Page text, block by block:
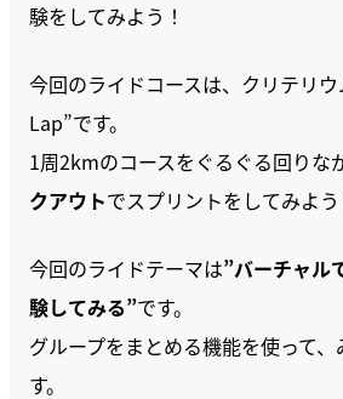
験をしてみよう！
今回のライドコースは、クリテリ
Lap”です。
1周2kmのコースをぐるぐる回りな
クアウトでスプリントをしてみよう
今回のライドテーマは”バーチャル
験してみる”です。
グループをまとめる機能を使って
す。